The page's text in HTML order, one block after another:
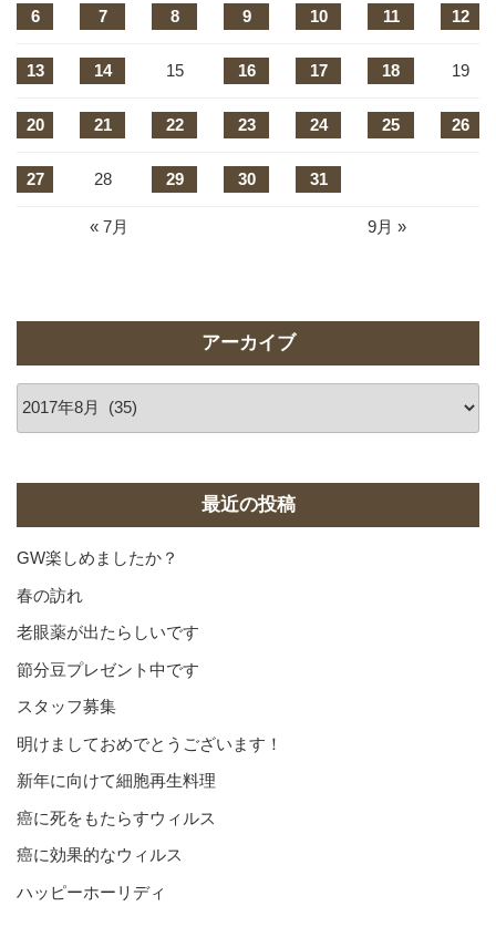
6 7 8 9 10 11 12
13 14 15 16 17 18 19
20 21 22 23 24 25 26
27 28 29 30 31
« 7月 9月 »
アーカイブ
最近の投稿
GW楽しめましたか？
春の訪れ
老眼薬が出たらしいです
節分豆プレゼント中です
スタッフ募集
明けましておめでとうございます！
新年に向けて細胞再生料理
癌に死をもたらすウィルス
癌に効果的なウィルス
ハッピーホーリディ